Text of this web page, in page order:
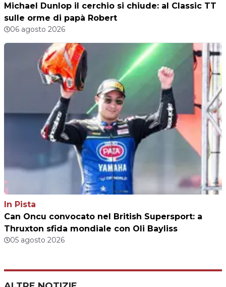
Michael Dunlop il cerchio si chiude: al Classic TT
sulle orme di papà Robert
06 agosto 2026
In Pista
Can Oncu convocato nel British Supersport: a
Thruxton sfida mondiale con Oli Bayliss
05 agosto 2026